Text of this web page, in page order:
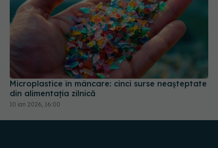
Microplastice în mâncare: cinci surse neașteptate
din alimentația zilnică
10 ian 2026, 16:00